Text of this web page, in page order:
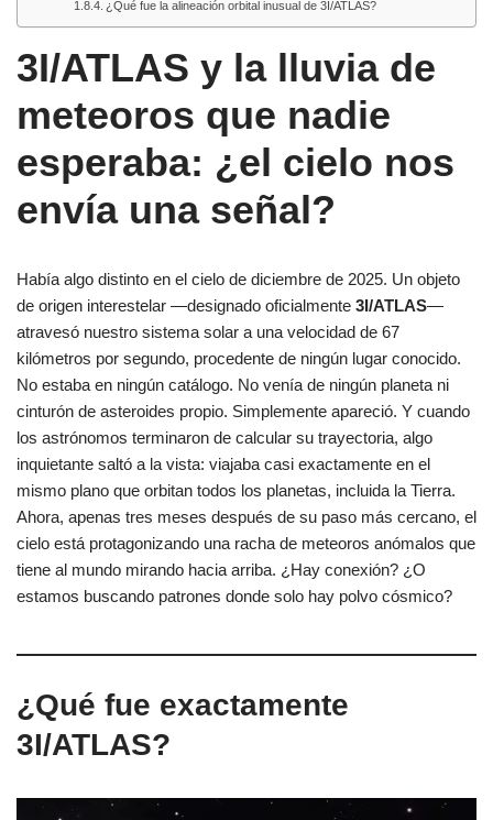
¿Qué fue la alineación orbital inusual de 3I/ATLAS?
3I/ATLAS y la lluvia de
meteoros que nadie
esperaba: ¿el cielo nos
envía una señal?
Había algo distinto en el cielo de diciembre de 2025. Un objeto
de origen interestelar —designado oficialmente 3I/ATLAS—
atravesó nuestro sistema solar a una velocidad de 67
kilómetros por segundo, procedente de ningún lugar conocido.
No estaba en ningún catálogo. No venía de ningún planeta ni
cinturón de asteroides propio. Simplemente apareció. Y cuando
los astrónomos terminaron de calcular su trayectoria, algo
inquietante saltó a la vista: viajaba casi exactamente en el
mismo plano que orbitan todos los planetas, incluida la Tierra.
Ahora, apenas tres meses después de su paso más cercano, el
cielo está protagonizando una racha de meteoros anómalos que
tiene al mundo mirando hacia arriba. ¿Hay conexión? ¿O
estamos buscando patrones donde solo hay polvo cósmico?
¿Qué fue exactamente
3I/ATLAS?